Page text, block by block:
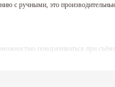
с ручными, это
поворачиваться при
ходового винта с цифровой